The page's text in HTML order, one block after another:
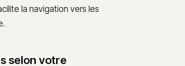
la navigation vers les
selon votre